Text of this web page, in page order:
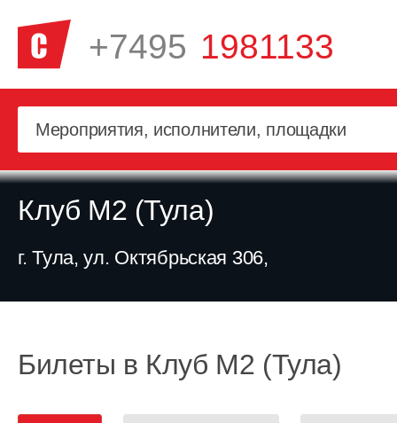
+7495 1981133
Клуб М2 (Тула)
г. Тула, ул. Октябрьская 306,
Билеты в Клуб М2 (Тула)